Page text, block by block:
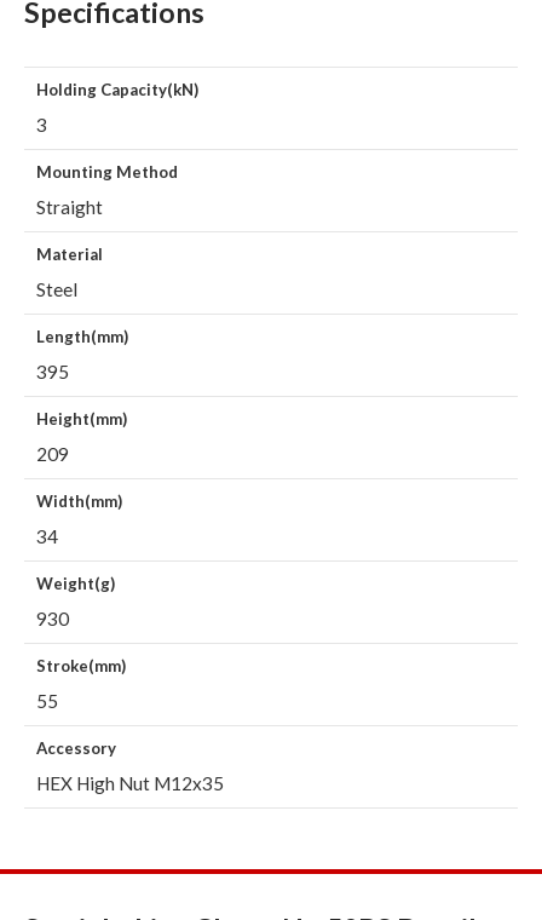
Specifications
Holding Capacity(kN)
3
Mounting Method
Straight
Material
Steel
Length(mm)
395
Height(mm)
209
Width(mm)
34
Weight(g)
930
Stroke(mm)
55
Accessory
HEX High Nut M12x35